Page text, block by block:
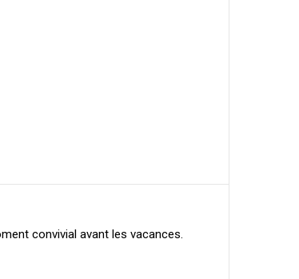
convivial avant les vacances.